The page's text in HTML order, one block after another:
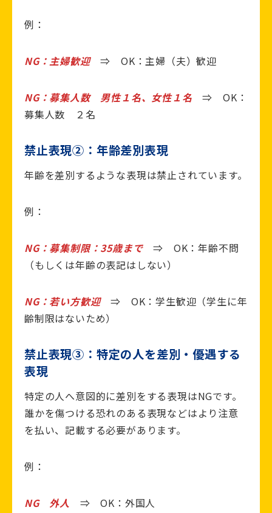
例：
NG：主婦歓迎⇒ OK：主婦（夫）歓迎
NG：募集人数 男性１名、女性１名 ⇒ OK：
募集人数 ２名
禁止表現②：年齢差別表現
年齢を差別するような表現は禁止されています。
例：
NG：募集制限：35歳まで⇒ OK：年齢不問
（もしくは年齢の表記はしない）
NG：若い方歓迎⇒ OK：学生歓迎（学生に年
齢制限はないため）
禁止表現③：特定の人を差別・優遇する
表現
特定の人へ意図的に差別をする表現はNGです。
誰かを傷つける恐れのある表現などはより注意
を払い、記載する必要があります。
例：
NG 外人 ⇒ OK：外国人